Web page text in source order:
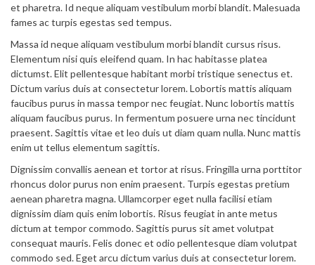
et pharetra. Id neque aliquam vestibulum morbi blandit. Malesuada
fames ac turpis egestas sed tempus.
Massa id neque aliquam vestibulum morbi blandit cursus risus.
Elementum nisi quis eleifend quam. In hac habitasse platea
dictumst. Elit pellentesque habitant morbi tristique senectus et.
Dictum varius duis at consectetur lorem. Lobortis mattis aliquam
faucibus purus in massa tempor nec feugiat. Nunc lobortis mattis
aliquam faucibus purus. In fermentum posuere urna nec tincidunt
praesent. Sagittis vitae et leo duis ut diam quam nulla. Nunc mattis
enim ut tellus elementum sagittis.
Dignissim convallis aenean et tortor at risus. Fringilla urna porttitor
rhoncus dolor purus non enim praesent. Turpis egestas pretium
aenean pharetra magna. Ullamcorper eget nulla facilisi etiam
dignissim diam quis enim lobortis. Risus feugiat in ante metus
dictum at tempor commodo. Sagittis purus sit amet volutpat
consequat mauris. Felis donec et odio pellentesque diam volutpat
commodo sed. Eget arcu dictum varius duis at consectetur lorem.